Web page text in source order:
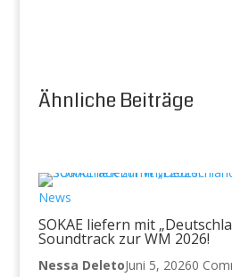
Ähnliche Beiträge
News
SOKAE liefern mit
Soundtrack zur WM 2026!
Nessa DeletoJuni 5, 20260